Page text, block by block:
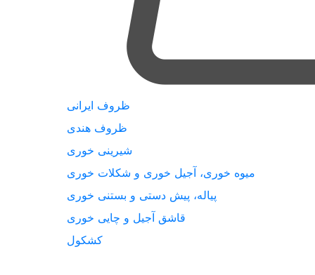
ظروف ایرانی
ظروف هندی
شیرینی خوری
میوه خوری، آجیل خوری و شکلات خوری
پیاله، پیش دستی و بستنی خوری
قاشق آجیل و چایی خوری
کشکول